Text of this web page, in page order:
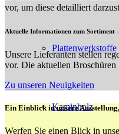
Plattenwerkstoffe
Kaminholz
vor, um diese detailliert
Aktuelle Informationen zum Sortiment
Unsere Lieferanten stellen
vor. Die aktuellen Broschüren
Zu unseren Neuigkeiten
Ein Einblick in unsere
Werfen Sie einen Blick in